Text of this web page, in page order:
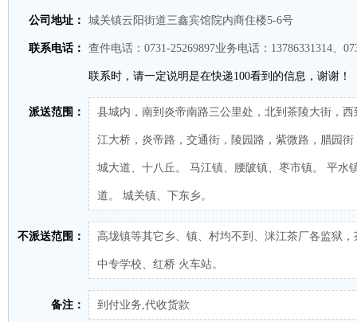
公司地址： 城关镇云阳街道三鑫宾馆院内商住楼5-6号
联系电话： 查件电话：0731-25269897业务电话：13786331314、
联系时，请一定说明是在快递100看到的信息，谢谢！
派送范围： 县城内，南到炎帝南路三公里处，北到茶陵大街，
江大桥，炎帝路，交通街，陵园路，紫微路，腊园
城大道、十八丘。 马江镇、腰陂镇、枣市镇。 平水
道。 城关镇、下东乡。
不派送范围： 高垅镇等其它乡、镇、村均不到、洣江茶厂各监狱
中专学校、红桥 火车站。
备注： 到付业务,代收货款